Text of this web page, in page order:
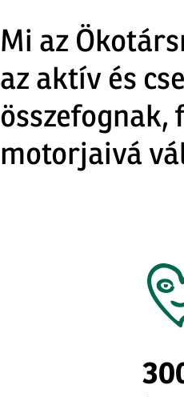
Mi az
az aktív és
összefognak,
motorjaivá